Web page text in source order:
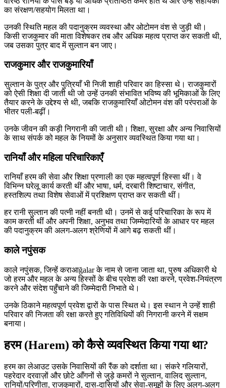
का संरक्षण/सहयोग मिलता था।
उनकी स्थिति महल की पदानुक्रम व्यवस्था और ओटोमन वंश से जुड़ी थी।
किसी राजकुमार की माता विशेषकर तब और अधिक महत्व प्राप्त कर सकती थी,
जब उसका पुत्र बाद में सुल्तान बन जाए।
राजकुमार और राजकुमारियाँ
सुल्तान के पुत्र और पुत्रियाँ भी निजी शाही परिवार का हिस्सा थे। राजकुमारों
को ऐसी शिक्षा दी जाती थी जो उन्हें उनकी संभावित भविष्य की भूमिकाओं के लिए
तैयार करने के उद्देश्य से थी, जबकि राजकुमारियाँ ओटोमन वंश की परंपराओं के
भीतर पली-बढ़ीं।
उनके जीवन की कड़ी निगरानी की जाती थी। शिक्षा, सुरक्षा और अन्य निवासियों
के साथ संपर्क को महल के नियमों के अनुसार व्यवस्थित किया गया था।
रानियाँ और महिला परिचारिकाएँ
रानियाँ हरम की सेवा और शिक्षा प्रणाली का एक महत्वपूर्ण हिस्सा थीं। वे
विभिन्न घरेलू कार्य करती थीं और भाषा, धर्म, दरबारी शिष्टाचार, संगीत,
हस्तशिल्प तथा विशेष सेवाओं में प्रशिक्षण प्राप्त कर सकती थीं।
हर रानी सुल्तान की पत्नी नहीं बनती थी। उनमें से कई परिचारिका के रूप में
काम करती थीं और अपनी शिक्षा, अनुभव तथा जिम्मेदारियों के आधार पर महल
की पदानुक्रम की अलग-अलग श्रेणियों में आगे बढ़ सकती थीं।
काले नपुंसक
काले नपुंसक, जिन्हें कराआğalar के नाम से जाना जाता था, पुरुष अधिकारी थे
जो हरम और महल के अन्य हिस्सों के बीच प्रवेश की रक्षा करने, प्रवेश-नियंत्रण
करने और संदेश पहुँचाने की जिम्मेदारी निभाते थे।
उनके ठिकाने महत्वपूर्ण प्रवेश द्वारों के पास स्थित थे। इस स्थान ने उन्हें शाही
परिवार की निजता की रक्षा करते हुए गतिविधियों की निगरानी करने में सक्षम
बनाया।
हरम (Harem) को कैसे व्यवस्थित किया गया था?
हरम का लेआउट उसके निवासियों की रैंक को दर्शाता था। संकरे गलियारों,
पहरेदार दरवाज़ों और छोटे आँगनों से जुड़े कमरों ने सुल्तान, वालिद सुल्तान,
रानियों/परिणीता, राजकुमारों, दास-दासियों और सेवा-समूहों के लिए अलग-अलग